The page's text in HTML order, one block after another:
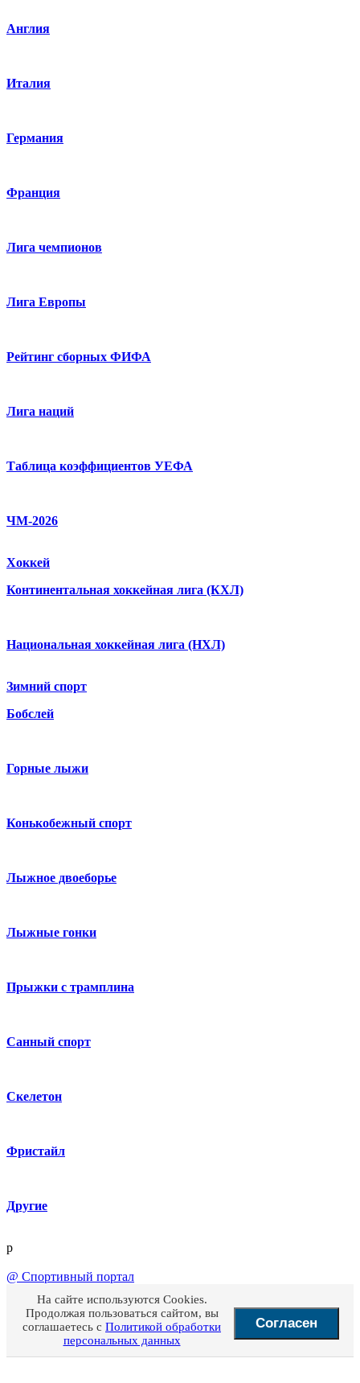
Англия
Италия
Германия
Франция
Лига чемпионов
Лига Европы
Рейтинг сборных ФИФА
Лига наций
Таблица коэффициентов УЕФА
ЧМ-2026
Хоккей
Континентальная хоккейная лига (КХЛ)
Национальная хоккейная лига (НХЛ)
Зимний спорт
Бобслей
Горные лыжи
Конькобежный спорт
Лыжное двоеборье
Лыжные гонки
Прыжки с трамплина
Санный спорт
Скелетон
Фристайл
Другие
p
@ Спортивный портал
На сайте используются Cookies.
Продолжая пользоваться сайтом, вы
соглашаетесь с Политикой обработки
персональных данных
Согласен